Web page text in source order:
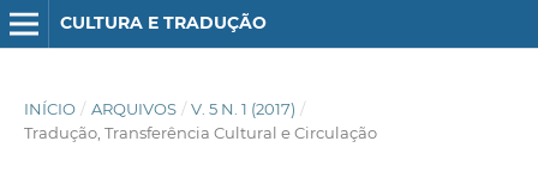
CULTURA E TRADUÇÃO
INÍCIO / ARQUIVOS / V. 5 N. 1 (2017) /
Tradução, Transferência Cultural e Circulação